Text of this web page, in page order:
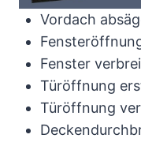
Vordach
Fenster
Türöffnung
Türöffnung